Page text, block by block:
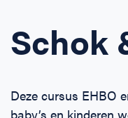
Direct boeken
Schok
Deze cursus EHBO
baby’s en kinderen